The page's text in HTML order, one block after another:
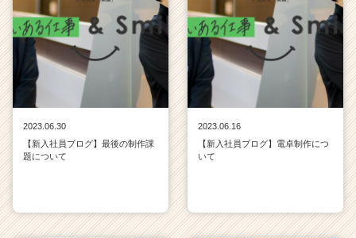
2023.06.30
【新入社員ブログ】最後の制作課
題について
2023.06.16
【新入社員ブログ】電卓制作につ
いて